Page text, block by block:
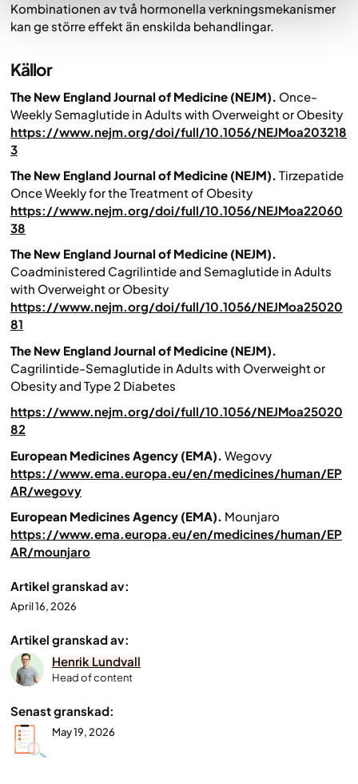
Kombinationen av två hormonella verkningsmekanismer
kan ge större effekt än enskilda behandlingar.
Källor
The New England Journal of Medicine (NEJM). Once-
Weekly Semaglutide in Adults with Overweight or Obesity
https://www.nejm.org/doi/full/10.1056/NEJMoa203218
3
The New England Journal of Medicine (NEJM). Tirzepatide
Once Weekly for the Treatment of Obesity
https://www.nejm.org/doi/full/10.1056/NEJMoa22060
38
The New England Journal of Medicine (NEJM).
Coadministered Cagrilintide and Semaglutide in Adults
with Overweight or Obesity
https://www.nejm.org/doi/full/10.1056/NEJMoa25020
81
The New England Journal of Medicine (NEJM).
Cagrilintide-Semaglutide in Adults with Overweight or
Obesity and Type 2 Diabetes
https://www.nejm.org/doi/full/10.1056/NEJMoa25020
82
European Medicines Agency (EMA). Wegovy
https://www.ema.europa.eu/en/medicines/human/EP
AR/wegovy
European Medicines Agency (EMA). Mounjaro
https://www.ema.europa.eu/en/medicines/human/EP
AR/mounjaro
Artikel granskad av:
April 16, 2026
Artikel granskad av:
Henrik Lundvall
Head of content
Senast granskad:
May 19, 2026